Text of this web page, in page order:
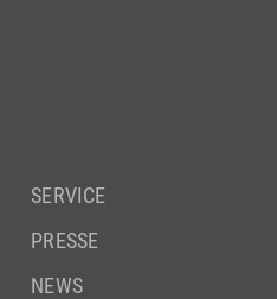
SERVICE
PRESSE
NEWS